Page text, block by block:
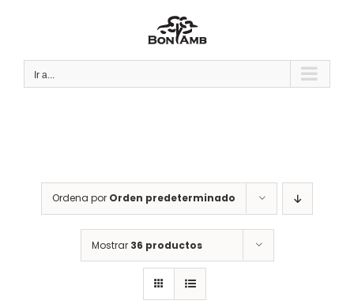
Ir a...
Ordena por Orden predeterminado
Mostrar 36 productos